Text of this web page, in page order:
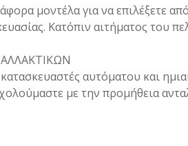
μοντέλα για να επιλέξετε
Κατόπιν αιτήματος του
αυτόματου και
με την προμήθεια